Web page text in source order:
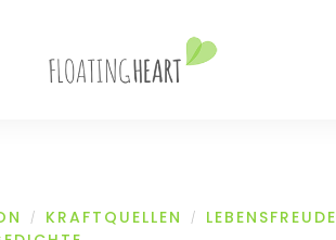
/ KRAFTQUELLEN / LEBENSFREUDE